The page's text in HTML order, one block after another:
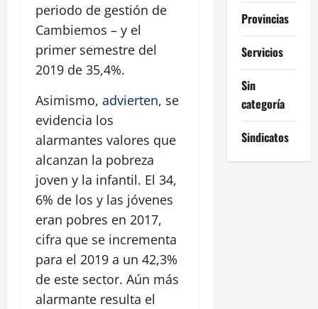
periodo de gestión de
Cambiemos – y el
primer semestre del
2019 de 35,4%.
Asimismo, advierten, se
evidencia los
alarmantes valores que
alcanzan la pobreza
joven y la infantil. El 34,
6% de los y las jóvenes
eran pobres en 2017,
cifra que se incrementa
para el 2019 a un 42,3%
de este sector. Aún más
alarmante resulta el
Provincias
Servicios
Sin
categoría
Sindicatos